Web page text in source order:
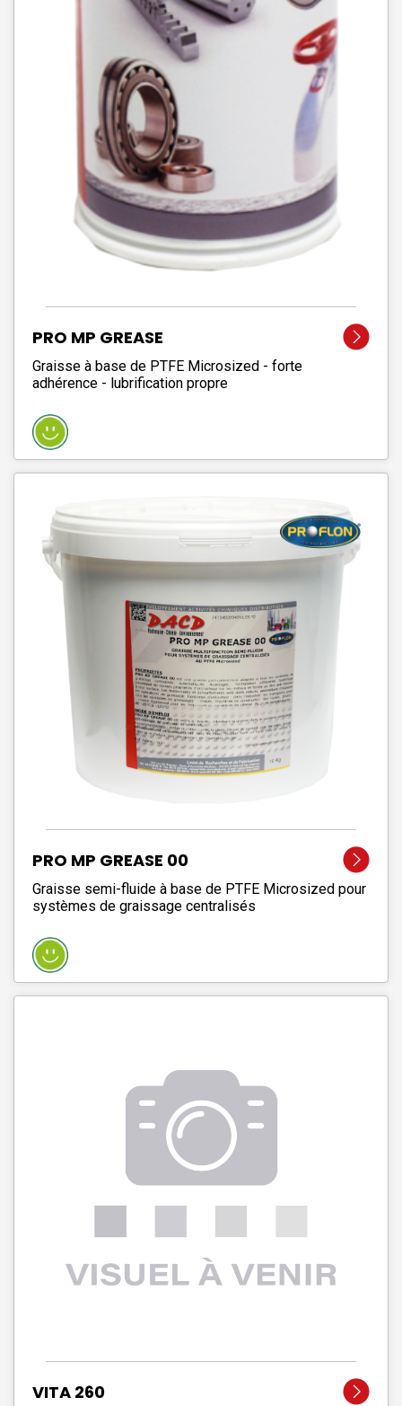
PRO MP GREASE
Graisse à base de PTFE Microsized - forte
adhérence - lubrification propre
PRO MP GREASE 00
Graisse semi-fluide à base de PTFE Microsized pour
systèmes de graissage centralisés
VITA 260